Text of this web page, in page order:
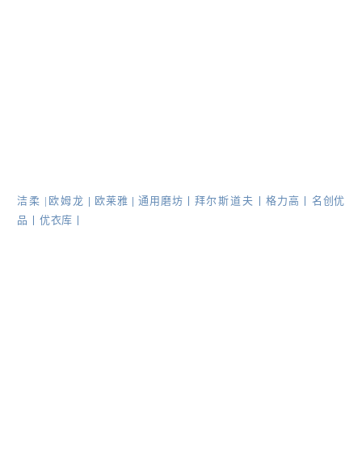
洁柔 | 欧姆龙 | 欧莱雅 |通用磨坊丨 拜尔斯道夫 丨格力高
名创优
品
丨优衣库